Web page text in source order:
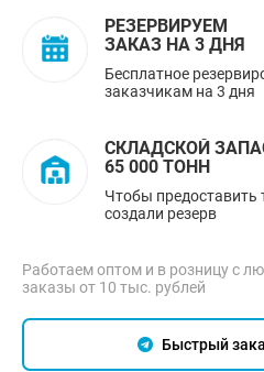
РЕЗЕРВИРУЕМ
ЗАКАЗ НА 3 ДНЯ
Бесплатное
заказчикам на 3 дня
СКЛАДСКОЙ
65 000 ТОНН
Чтобы
создали резерв
Работаем оптом и в розницу с
заказы от 10 тыс. рублей
Быстрый